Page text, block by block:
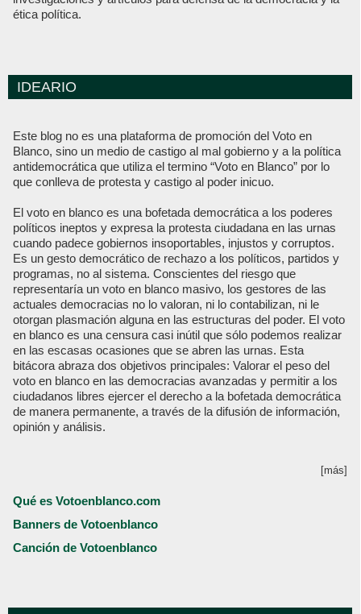
ética política.
IDEARIO
Este blog no es una plataforma de promoción del Voto en
Blanco, sino un medio de castigo al mal gobierno y a la política
antidemocrática que utiliza el termino “Voto en Blanco” por lo
que conlleva de protesta y castigo al poder inicuo.
El voto en blanco es una bofetada democrática a los poderes
políticos ineptos y expresa la protesta ciudadana en las urnas
cuando padece gobiernos insoportables, injustos y corruptos.
Es un gesto democrático de rechazo a los políticos, partidos y
programas, no al sistema. Conscientes del riesgo que
representaría un voto en blanco masivo, los gestores de las
actuales democracias no lo valoran, ni lo contabilizan, ni le
otorgan plasmación alguna en las estructuras del poder. El voto
en blanco es una censura casi inútil que sólo podemos realizar
en las escasas ocasiones que se abren las urnas. Esta
bitácora abraza dos objetivos principales: Valorar el peso del
voto en blanco en las democracias avanzadas y permitir a los
ciudadanos libres ejercer el derecho a la bofetada democrática
de manera permanente, a través de la difusión de información,
opinión y análisis.
[más]
Qué es Votoenblanco.com
Banners de Votoenblanco
Canción de Votoenblanco